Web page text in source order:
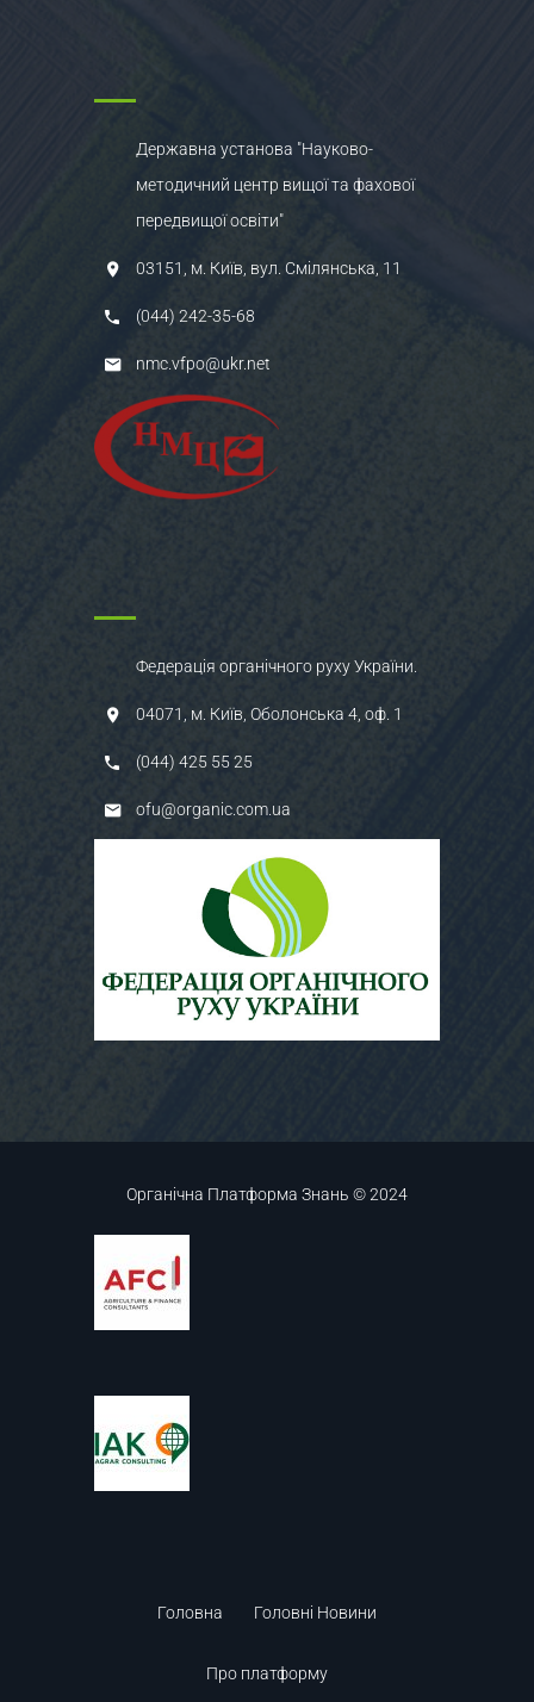
Державна установа "Науково-
методичний центр вищої та фахової
передвищої освіти"
03151, м. Київ, вул. Смілянська, 11
(044) 242-35-68
nmc.vfpo@ukr.net
Федерація органічного руху України.
04071, м. Київ, Оболонська 4, оф. 1
(044) 425 55 25
ofu@organic.com.ua
Органічна Платформа Знань © 2024
Головна Головні Новини
Про платформу